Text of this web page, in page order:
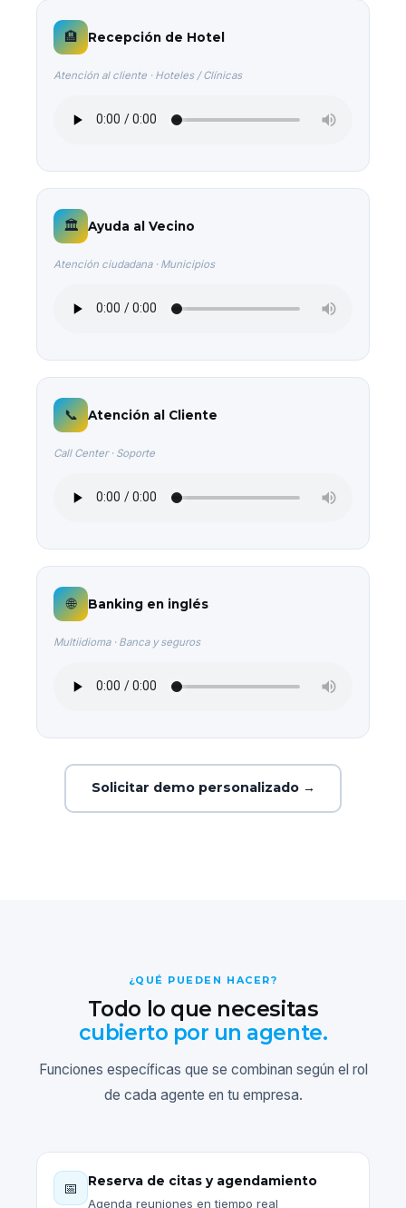
🏨 Recepción de Hotel
Atención al cliente · Hoteles / Clínicas
🏛️ Ayuda al Vecino
Atención ciudadana · Municipios
📞 Atención al Cliente
Call Center · Soporte
🌐 Banking en inglés
Multiidioma · Banca y seguros
Solicitar demo personalizado →
¿QUÉ PUEDEN HACER?
Todo lo que necesitas
cubierto por un agente.
Funciones específicas que se combinan según el rol
de cada agente en tu empresa.
📅
Reserva de citas y agendamiento
Agenda reuniones en tiempo real